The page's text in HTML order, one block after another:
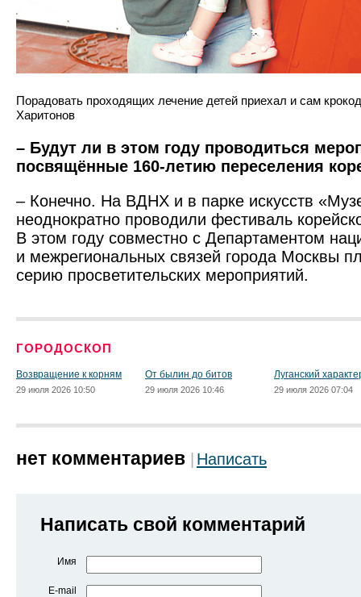
Порадовать проходящих лечение детей приехал и сам
Харитонов
– Будут ли в этом году проводиться
посвящённые 160-летию переселения
– Конечно. На ВДНХ и в парке искусств
неоднократно проводили фестиваль
В этом году совместно с Департаментом
и межрегиональных связей города Москвы
серию просветительских меро­приятий.
ГОРОДОСКОП
Возвращение к корням
29 июля 2026 10:50
От былин до битов
29 июля 2026 10:46
Луганский
29 июля 2026 07:04
нет комментариев Написать
Написать свой комментарий
Имя
E-mail